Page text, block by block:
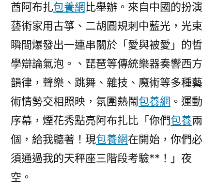
酋阿布扎包養網比舉辦。來自中國的扮演
藝術家用古箏、二胡圓規刺中藍光，光束
瞬間爆發出一連串關於「愛與被愛」的哲
學辯論氣泡。、琵琶等傳統樂器奏響西方
韻律，聲樂、跳舞、雜技、魔術等多種藝
術情勢交相照映，氛圍熱鬧包養網 。運動
序幕，煙花秀點亮阿布扎比「你們包養兩
個，給我聽著！現包養網在開始，你們必
須通過我的天秤座三階段考驗**！」夜
空。